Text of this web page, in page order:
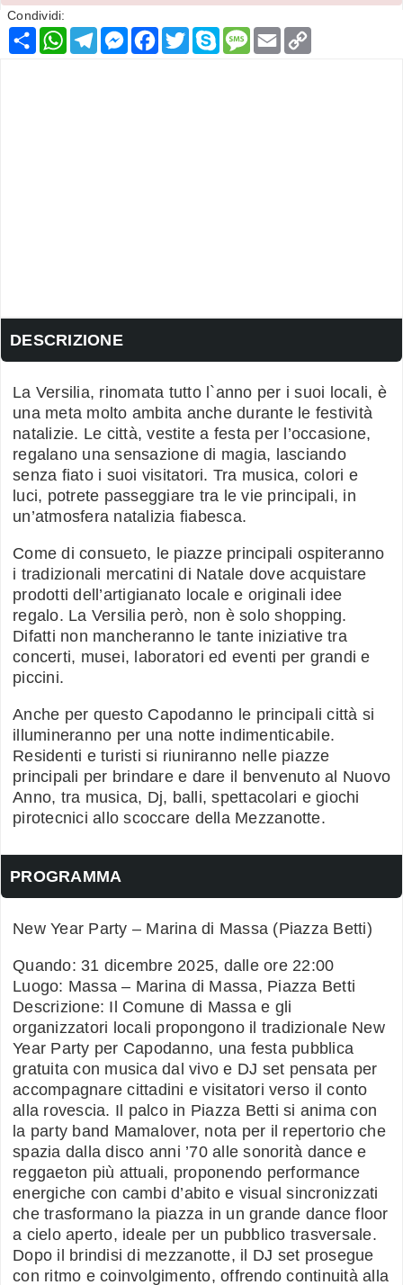
Condividi:
Condividi
WhatsApp
Telegram
Messenger
Facebook
TwitterSkypeMessage
Email
DESCRIZIONE
La Versilia, rinomata tutto l`anno per i suoi locali, è
una meta molto ambita anche durante le festività
natalizie. Le città, vestite a festa per l’occasione,
regalano una sensazione di magia, lasciando
senza fiato i suoi visitatori. Tra musica, colori e
luci, potrete passeggiare tra le vie principali, in
un’atmosfera natalizia fiabesca.
Come di consueto, le piazze principali ospiteranno
i tradizionali mercatini di Natale dove acquistare
prodotti dell’artigianato locale e originali idee
regalo. La Versilia però, non è solo shopping.
Difatti non mancheranno le tante iniziative tra
concerti, musei, laboratori ed eventi per grandi e
piccini.
Anche per questo Capodanno le principali città si
illumineranno per una notte indimenticabile.
Residenti e turisti si riuniranno nelle piazze
principali per brindare e dare il benvenuto al Nuovo
Anno, tra musica, Dj, balli, spettacolari e giochi
pirotecnici allo scoccare della Mezzanotte.
PROGRAMMA
New Year Party – Marina di Massa (Piazza Betti)
Quando: 31 dicembre 2025, dalle ore 22:00
Luogo: Massa – Marina di Massa, Piazza Betti
Descrizione: Il Comune di Massa e gli
organizzatori locali propongono il tradizionale New
Year Party per Capodanno, una festa pubblica
gratuita con musica dal vivo e DJ set pensata per
accompagnare cittadini e visitatori verso il conto
alla rovescia. Il palco in Piazza Betti si anima con
la party band Mamalover, nota per il repertorio che
spazia dalla disco anni ’70 alle sonorità dance e
reggaeton più attuali, proponendo performance
energiche con cambi d’abito e visual sincronizzati
che trasformano la piazza in un grande dance floor
a cielo aperto, ideale per un pubblico trasversale.
Dopo il brindisi di mezzanotte, il DJ set prosegue
con ritmo e coinvolgimento, offrendo continuità alla